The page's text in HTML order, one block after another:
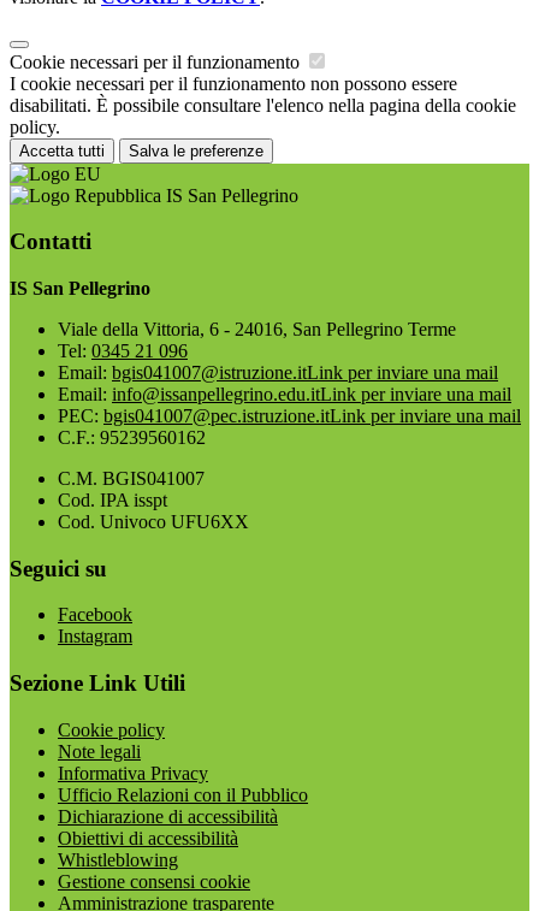
Cookie necessari per il funzionamento
I cookie necessari per il funzionamento non possono essere
disabilitati. È possibile consultare l'elenco nella pagina della cookie
policy.
Accetta tutti Salva le preferenze
IS San Pellegrino
Contatti
IS San Pellegrino
Viale della Vittoria, 6 - 24016, San Pellegrino Terme
Tel: 0345 21 096
Email: bgis041007@istruzione.itLink per inviare una mail
Email: info@issanpellegrino.edu.itLink per inviare una mail
PEC: bgis041007@pec.istruzione.itLink per inviare una mail
C.F.: 95239560162
C.M. BGIS041007
Cod. IPA isspt
Cod. Univoco UFU6XX
Seguici su
Facebook
Instagram
Sezione Link Utili
Cookie policy
Note legali
Informativa Privacy
Ufficio Relazioni con il Pubblico
Dichiarazione di accessibilità
Obiettivi di accessibilità
Whistleblowing
Gestione consensi cookie
Amministrazione trasparente